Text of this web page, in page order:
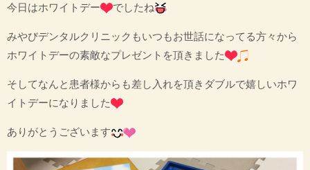
今日はホワイトデー でしたね
みやびデンタルクリニックもいつもお世話になってる方々から
ホワイトデーの素敵なプレゼントを頂きました
そしてなんと患者様からも差し入れを頂きダブルで嬉しいホワ
イトデーになりました
ありがとうございます